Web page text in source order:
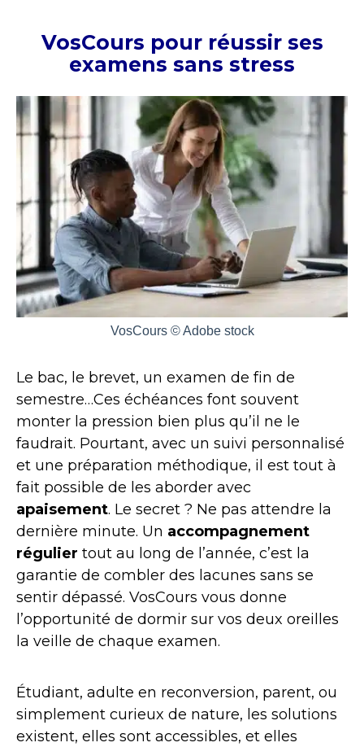
VosCours pour réussir ses
examens sans stress
VosCours © Adobe stock
Le bac, le brevet, un examen de fin de
semestre…Ces échéances font souvent
monter la pression bien plus qu’il ne le
faudrait. Pourtant, avec un suivi personnalisé
et une préparation méthodique, il est tout à
fait possible de les aborder avec
apaisement. Le secret ? Ne pas attendre la
dernière minute. Un accompagnement
régulier tout au long de l’année, c’est la
garantie de combler des lacunes sans se
sentir dépassé. VosCours vous donne
l’opportunité de dormir sur vos deux oreilles
la veille de chaque examen.
Étudiant, adulte en reconversion, parent, ou
simplement curieux de nature, les solutions
existent, elles sont accessibles, et elles